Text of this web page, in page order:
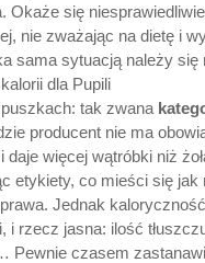
Okaże się
nie zważając na dietę i
sama sytuacją należy się
dla Pupili
tak zwana
producent nie ma
daje więcej wątróbki niż
etykiety, co mieści się jak
Jednak
i rzecz jasna: ilość
Pewnie czasem